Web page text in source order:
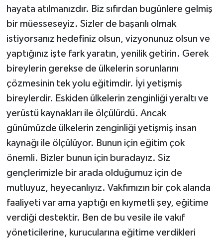
hayata atılmanızdır. Biz sıfırdan bugünlere gelmiş
bir müesseseyiz. Sizler de başarılı olmak
istiyorsanız hedefiniz olsun, vizyonunuz olsun ve
yaptığınız işte fark yaratın, yenilik getirin. Gerek
bireylerin gerekse de ülkelerin sorunlarını
çözmesinin tek yolu eğitimdir. İyi yetişmiş
bireylerdir. Eskiden ülkelerin zenginliği yeraltı ve
yerüstü kaynakları ile ölçülürdü. Ancak
günümüzde ülkelerin zenginliği yetişmiş insan
kaynağı ile ölçülüyor. Bunun için eğitim çok
önemli. Bizler bunun için buradayız. Siz
gençlerimizle bir arada olduğumuz için de
mutluyuz, heyecanlıyız. Vakfımızın bir çok alanda
faaliyeti var ama yaptığı en kıymetli şey, eğitime
verdiği destektir. Ben de bu vesile ile vakıf
yöneticilerine, kurucularına eğitime verdikleri